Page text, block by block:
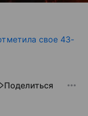
свое 43-
Поделиться